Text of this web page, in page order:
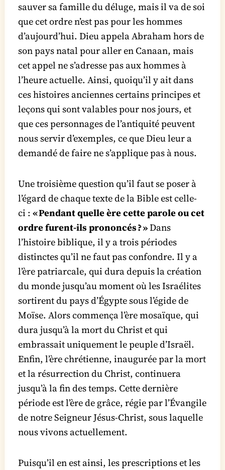
sauver sa famille du déluge, mais il va de soi
que cet ordre n’est pas pour les hommes
d’aujourd’hui. Dieu appela Abraham hors de
son pays natal pour aller en Canaan, mais
cet appel ne s’adresse pas aux hommes à
l’heure actuelle. Ainsi, quoiqu’il y ait dans
ces histoires anciennes certains principes et
leçons qui sont valables pour nos jours, et
que ces personnages de l’antiquité peuvent
nous servir d’exemples, ce que Dieu leur a
demandé de faire ne s’applique pas à nous.
Une troisième question qu’il faut se poser à
l’égard de chaque texte de la Bible est celle-
ci : « Pendant quelle ère cette parole ou cet
ordre furent-ils prononcés ? »Dans
l’histoire biblique, il y a trois périodes
distinctes qu’il ne faut pas confondre. Il y a
l’ère patriarcale, qui dura depuis la création
du monde jusqu’au moment où les Israélites
sortirent du pays d’Égypte sous l’égide de
Moïse. Alors commença l’ère mosaïque, qui
dura jusqu’à la mort du Christ et qui
embrassait uniquement le peuple d’Israël.
Enfin, l’ère chrétienne, inaugurée par la mort
et la résurrection du Christ, continuera
jusqu’à la fin des temps. Cette dernière
période est l’ère de grâce, régie par l’Évangile
de notre Seigneur Jésus-Christ, sous laquelle
nous vivons actuellement.
Puisqu’il en est ainsi, les prescriptions et les